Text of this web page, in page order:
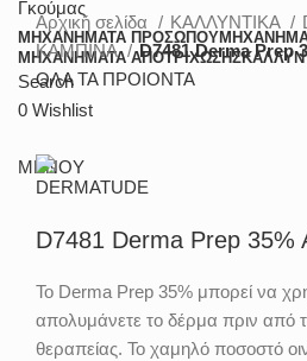
ΜΗΧΑΝΗΜΑΤΑ ΠΡΟΣΩΠΟΥ
ΜΗΧΑΝΗΜΑΤΑ ΑΠΟΤΡΙΧΩΣΗΣ
Search
0 Wishlist
ΜΕΝΟΥ
Αρχική σελίδα ΚΑΛΛΥΝΤΙΚΑ
ΚΑΜΠΙΝΑ
D7481 Derma Prep
ΟΛΑ ΤΑ ΠΡΟΙΟΝΤΑ
D7481 Derma Prep 35%
Το Derma Prep 35% μπορεί να
απολυμάνετε το δέρμα πριν από
θεραπείας. Το χαμηλό ποσοστό